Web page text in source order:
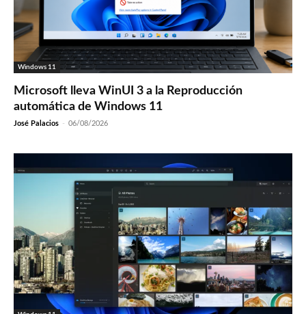
Windows 11
Microsoft lleva WinUI 3 a la Reproducción
automática de Windows 11
José Palacios - 06/08/2026